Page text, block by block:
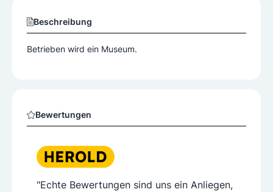
Beschreibung
Betrieben wird ein Museum.
Bewertungen
"Echte Bewertungen sind uns ein Anliegen,